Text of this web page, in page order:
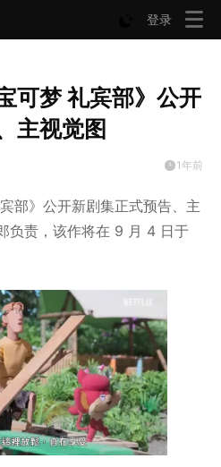
登录
可梦 礼宾部》公开
主视觉图
1年前
部》公开新剧集正式预告、主
负责，该作将在 9 月 4 日于